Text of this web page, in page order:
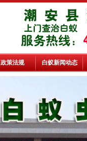
政策法规 白蚁新闻动态